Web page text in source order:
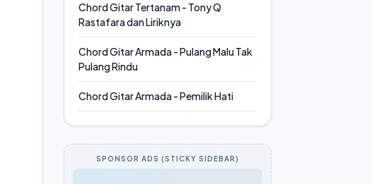
Chord Gitar Tertanam - Tony Q
Rastafara dan Liriknya
Chord Gitar Armada - Pulang Malu Tak
Pulang Rindu
Chord Gitar Armada - Pemilik Hati
SPONSOR ADS (STICKY SIDEBAR)